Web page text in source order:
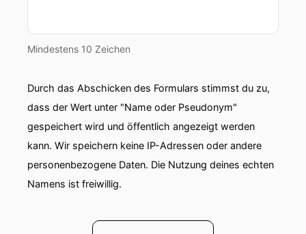
Mindestens 10 Zeichen
Durch das Abschicken des Formulars stimmst du zu,
dass der Wert unter "Name oder Pseudonym"
gespeichert wird und öffentlich angezeigt werden
kann. Wir speichern keine IP-Adressen oder andere
personenbezogene Daten. Die Nutzung deines echten
Namens ist freiwillig.